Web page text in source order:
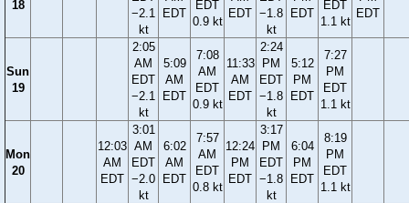
18
−2.1
kt
EDT
EDT
0.9 kt
EDT −1.8
kt
EDT
EDT
1.1 kt
EDT
Sun
19
2:05
AM
EDT
−2.1
kt
5:09
AM
EDT
7:08
AM
EDT
0.9 kt
11:33
AM
EDT
2:24
PM
EDT
−1.8
kt
5:12
PM
EDT
7:27
PM
EDT
1.1 kt
Mon
20
12:03
AM
EDT
3:01
AM
EDT
−2.0
kt
6:02
AM
EDT
7:57
AM
EDT
0.8 kt
12:24
PM
EDT
3:17
PM
EDT
−1.8
kt
6:04
PM
EDT
8:19
PM
EDT
1.1 kt